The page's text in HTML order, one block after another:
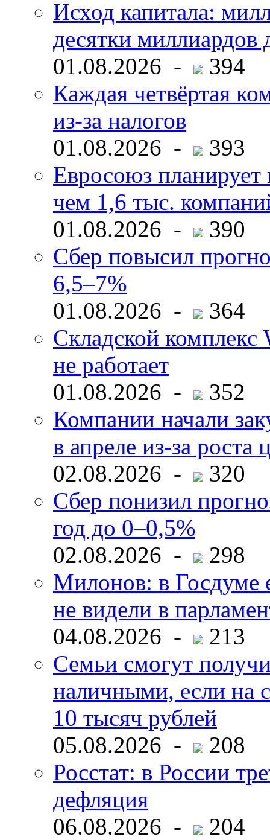
Исход капитала:
десятки миллиардов
01.08.2026 -
394
Каждая четвёртая
из-за налогов
01.08.2026 -
393
Евросоюз планирует
чем 1,6 тыс.
01.08.2026 -
390
Сбер повысил
6,5–7%
01.08.2026 -
364
Складской комплекс
не работает
01.08.2026 -
352
Компании начали
в апреле из-за роста
02.08.2026 -
320
Сбер понизил
год до 0–0,5%
02.08.2026 -
298
Милонов: в Госдуме
не видели в
04.08.2026 -
213
Семьи смогут
наличными, если на
10 тысяч рублей
05.08.2026 -
208
Росстат: в России
дефляция
06.08.2026 -
204